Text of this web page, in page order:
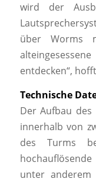
wird der
über Worms
entdecken“,
Technische
Der Aufbau
innerhalb von
des Turms
unter anderem